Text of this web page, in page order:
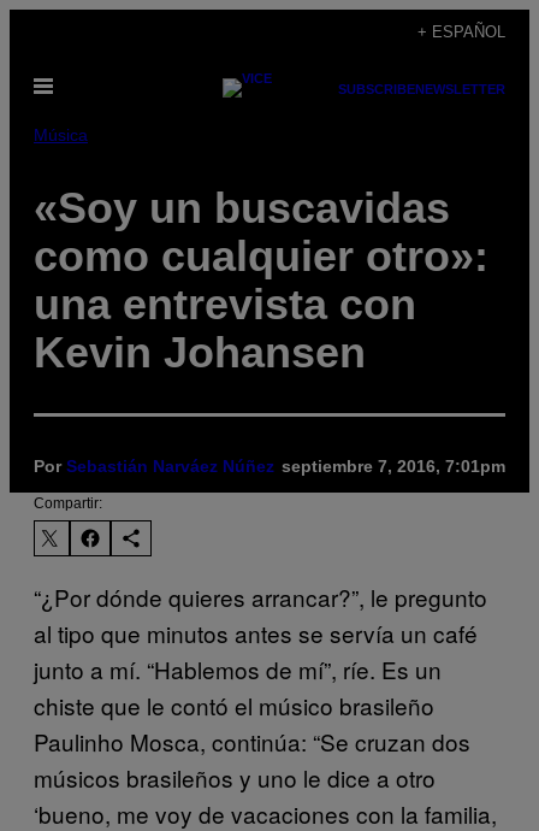
contenido
+ ESPAÑOL
Abrir
SUBSCRIBENEWSLETTER
Música
«Soy un buscavidas
como cualquier otro»:
una entrevista con
Kevin Johansen
PorSebastián Narváez Núñez septiembre 7, 2016, 7:01pm
Compartir:
“¿Por dónde quieres arrancar?”, le pregunto
al tipo que minutos antes se servía un café
junto a mí. “Hablemos de mí”, ríe. Es un
chiste que le contó el músico brasileño
Paulinho Mosca, continúa: “Se cruzan dos
músicos brasileños y uno le dice a otro
‘bueno, me voy de vacaciones con la familia,